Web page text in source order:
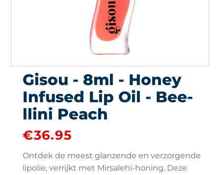
Gisou - 8ml - Honey
Infused Lip Oil - Bee-
llini Peach
€36.95
Ontdek de meest glanzende en verzorgende
lipolie, verrijkt met Mirsalehi-honing. Deze